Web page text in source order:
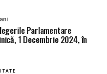
Parlamentare
1 Decembrie 2024, în